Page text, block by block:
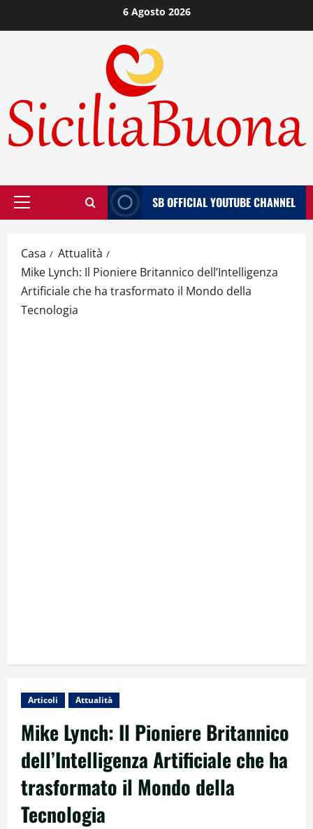
al
6 Agosto 2026
Menù
SB OFFICIAL YOUTUBE CHANNEL
Casa
Attualità
Mike Lynch: Il Pioniere Britannico dell’Intelligenza
Artificiale che ha trasformato il Mondo della
Tecnologia
Articoli Attualità
Mike Lynch: Il Pioniere Britannico
dell’Intelligenza Artificiale che ha
trasformato il Mondo della
Tecnologia